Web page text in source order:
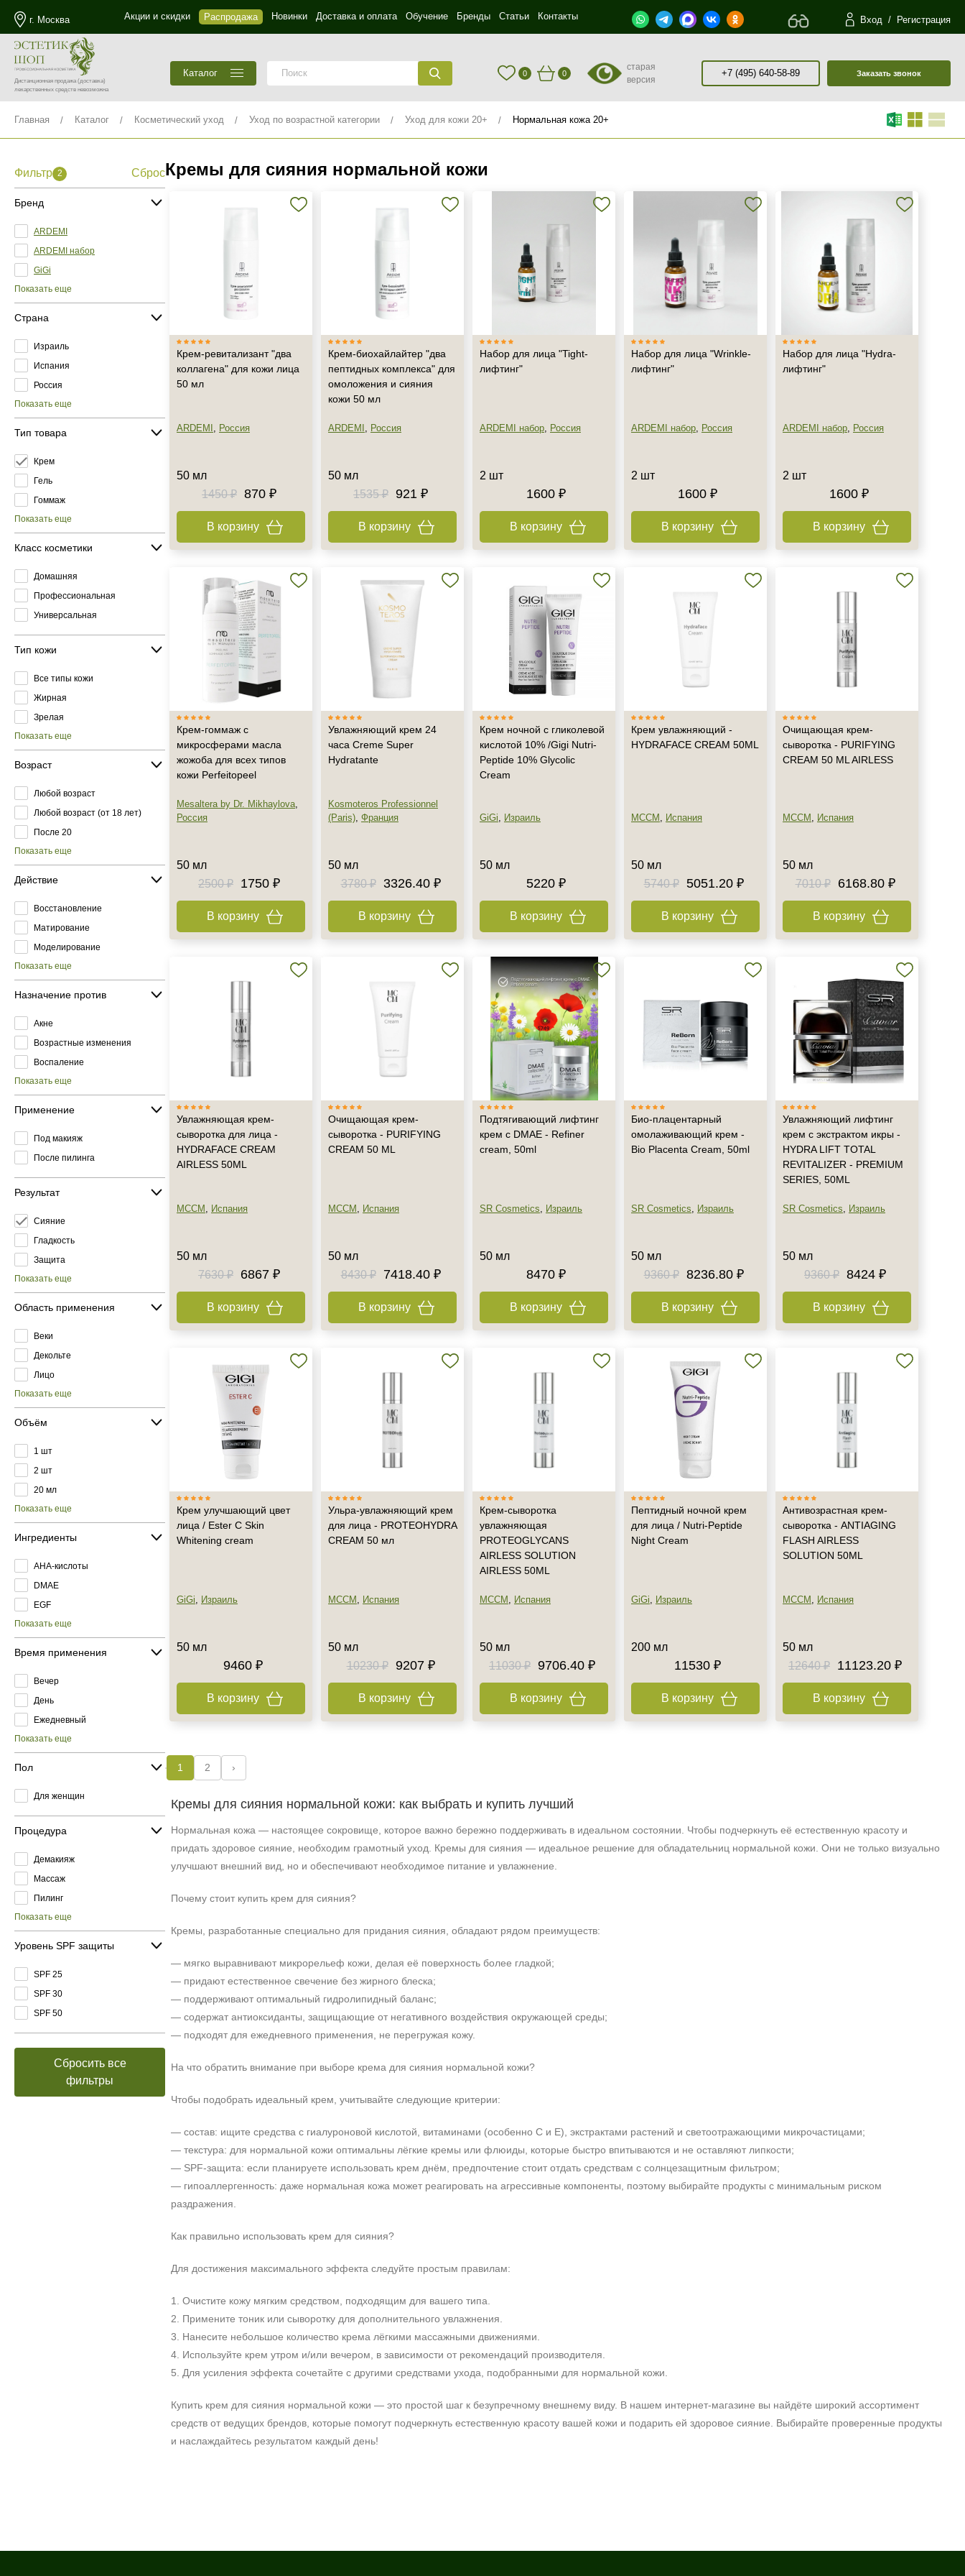
г. Москва Акции и скидки Распродажа Новинки Доставка и оплата Обучение Бренды Статьи Контакты Вход / Регистрация
Дистанционная продажа(доставка)
лекарственных средств невозможна
Каталог 0 0
старая
версия
+7 (495) 640-58-89 Заказать звонок
Главная Каталог Косметический уход Уход по возрастной категории Уход для кожи 20+ Нормальная кожа 20+
Фильтр 2 Сброс
Бренд
ARDEMI
ARDEMI набор
GiGi
Показать еще
Страна
Израиль
Испания
Россия
Показать еще
Тип товара
Крем
Гель
Гоммаж
Показать еще
Класс косметики
Домашняя
Профессиональная
Универсальная
Тип кожи
Все типы кожи
Жирная
Зрелая
Показать еще
Возраст
Любой возраст
Любой возраст (от 18 лет)
После 20
Показать еще
Действие
Восстановление
Матирование
Моделирование
Показать еще
Назначение против
Акне
Возрастные изменения
Воспаление
Показать еще
Применение
Под макияж
После пилинга
Результат
Сияние
Гладкость
Защита
Показать еще
Область применения
Веки
Декольте
Лицо
Показать еще
Объём
1 шт
2 шт
20 мл
Показать еще
Ингредиенты
AHA-кислоты
DMAE
EGF
Показать еще
Время применения
Вечер
День
Ежедневный
Показать еще
Пол
Для женщин
Процедура
Демакияж
Массаж
Пилинг
Показать еще
Уровень SPF защиты
SPF 25
SPF 30
SPF 50
Сбросить все
фильтры
Кремы для сияния нормальной кожи
Крем-ревитализант "два
коллагена" для кожи лица
50 мл
ARDEMI , Россия
50 мл
1450 ₽ 870 ₽
В корзину
Крем-биохайлайтер "два
пептидных комплекса" для
омоложения и сияния
кожи 50 мл
ARDEMI , Россия
50 мл
1535 ₽ 921 ₽
В корзину
Набор для лица "Tight-
лифтинг"
ARDEMI набор, Россия
2 шт
1600 ₽
В корзину
Набор для лица "Wrinkle-
лифтинг"
ARDEMI набор, Россия
2 шт
1600 ₽
В корзину
Набор для лица "Hydra-
лифтинг"
ARDEMI набор, Россия
2 шт
1600 ₽
В корзину
Крем-гоммаж с
микросферами масла
жожоба для всех типов
кожи Perfeitopeel
Mesaltera by Dr. Mikhaylova,
Россия
50 мл
2500 ₽
1750 ₽
В корзину
Увлажняющий крем 24
часа Creme Super
Hydratante
Kosmoteros Professionnel
(Paris), Франция
50 мл
3780 ₽
3326.40 ₽
В корзину
Крем ночной с гликолевой
кислотой 10% /Gigi Nutri-
Peptide 10% Glycolic
Cream
GiGi, Израиль
50 мл
5220 ₽
В корзину
Крем увлажняющий -
HYDRAFACE CREAM 50ML
MCCM , Испания
50 мл
5740 ₽
5051.20 ₽
В корзину
Очищающая крем-
сыворотка - PURIFYING
CREAM 50 ML AIRLESS
MCCM , Испания
50 мл
7010 ₽
6168.80 ₽
В корзину
Увлажняющая крем-
сыворотка для лица -
HYDRAFACE CREAM
AIRLESS 50ML
MCCM , Испания
50 мл
7630 ₽
6867 ₽
В корзину
Очищающая крем-
сыворотка - PURIFYING
CREAM 50 ML
MCCM , Испания
50 мл
8430 ₽
7418.40 ₽
В корзину
Подтягивающий лифтинг
крем с DMAE - Refiner
cream, 50ml
SR Cosmetics, Израиль
50 мл
8470 ₽
В корзину
Био-плацентарный
омолаживающий крем -
Bio Placenta Cream, 50ml
SR Cosmetics, Израиль
50 мл
9360 ₽
8236.80 ₽
В корзину
Увлажняющий лифтинг
крем с экстрактом икры -
HYDRA LIFT TOTAL
REVITALIZER - PREMIUM
SERIES, 50ML
SR Cosmetics, Израиль
50 мл
9360 ₽ 8424 ₽
В корзину
Крем улучшающий цвет
лица / Ester C Skin
Whitening cream
GiGi, Израиль
50 мл
9460 ₽
В корзину
Ульра-увлажняющий крем
для лица - PROTEOHYDRA
CREAM 50 мл
MCCM , Испания
50 мл
10230 ₽
9207 ₽
В корзину
Крем-сыворотка
увлажняющая
PROTEOGLYCANS
AIRLESS SOLUTION
AIRLESS 50ML
MCCM , Испания
50 мл
11030 ₽ 9706.40 ₽
В корзину
Пептидный ночной крем
для лица / Nutri-Peptide
Night Cream
GiGi, Израиль
200 мл
11530 ₽
В корзину
Антивозрастная крем-
сыворотка - ANTIAGING
FLASH AIRLESS
SOLUTION 50ML
MCCM , Испания
50 мл
12640 ₽
11123.20 ₽
В корзину
1 2 ›
Кремы для сияния нормальной кожи: как выбрать и купить лучший
Нормальная кожа — настоящее сокровище, которое важно бережно поддерживать в идеальном состоянии. Чтобы подчеркнуть её естественную красоту и
придать здоровое сияние, необходим грамотный уход. Кремы для сияния — идеальное решение для обладательниц нормальной кожи. Они не только визуально
улучшают внешний вид, но и обеспечивают необходимое питание и увлажнение.
Почему стоит купить крем для сияния?
Кремы, разработанные специально для придания сияния, обладают рядом преимуществ:
— мягко выравнивают микрорельеф кожи, делая её поверхность более гладкой;
— придают естественное свечение без жирного блеска;
— поддерживают оптимальный гидролипидный баланс;
— содержат антиоксиданты, защищающие от негативного воздействия окружающей среды;
— подходят для ежедневного применения, не перегружая кожу.
На что обратить внимание при выборе крема для сияния нормальной кожи?
Чтобы подобрать идеальный крем, учитывайте следующие критерии:
— состав: ищите средства с гиалуроновой кислотой, витаминами (особенно C и E), экстрактами растений и светоотражающими микрочастицами;
— текстура: для нормальной кожи оптимальны лёгкие кремы или флюиды, которые быстро впитываются и не оставляют липкости;
— SPF-защита: если планируете использовать крем днём, предпочтение стоит отдать средствам с солнцезащитным фильтром;
— гипоаллергенность: даже нормальная кожа может реагировать на агрессивные компоненты, поэтому выбирайте продукты с минимальным риском
раздражения.
Как правильно использовать крем для сияния?
Для достижения максимального эффекта следуйте простым правилам:
1. Очистите кожу мягким средством, подходящим для вашего типа.
2. Примените тоник или сыворотку для дополнительного увлажнения.
3. Нанесите небольшое количество крема лёгкими массажными движениями.
4. Используйте крем утром и/или вечером, в зависимости от рекомендаций производителя.
5. Для усиления эффекта сочетайте с другими средствами ухода, подобранными для нормальной кожи.
Купить крем для сияния нормальной кожи — это простой шаг к безупречному внешнему виду. В нашем интернет-магазине вы найдёте широкий ассортимент
средств от ведущих брендов, которые помогут подчеркнуть естественную красоту вашей кожи и подарить ей здоровое сияние. Выбирайте проверенные продукты
и наслаждайтесь результатом каждый день!